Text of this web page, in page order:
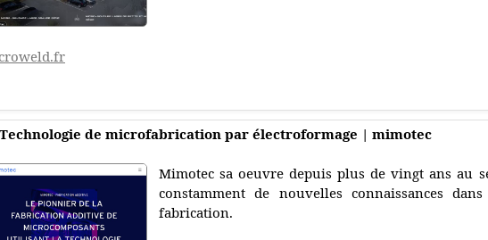
Technologie de microfabrication par électroformage | mimotec
Mimotec sa oeuvre depuis plus de vingt ans au
constamment de nouvelles connaissances
fabrication.